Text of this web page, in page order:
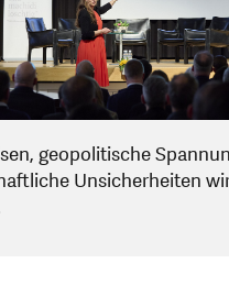
geopolitische
Unsicherheiten